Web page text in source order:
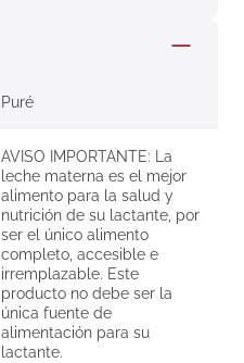
Puré
AVISO IMPORTANTE: La
leche materna es el mejor
alimento para la salud y
nutrición de su lactante, por
ser el único alimento
completo, accesible e
irremplazable. Este
producto no debe ser la
única fuente de
alimentación para su
lactante.